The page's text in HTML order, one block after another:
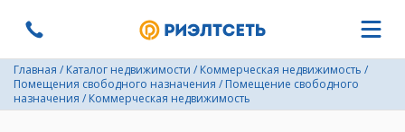
Главная / Каталог недвижимости / Коммерческая недвижимость /
Помещения свободного назначения / Помещение свободного
назначения / Коммерческая недвижимость